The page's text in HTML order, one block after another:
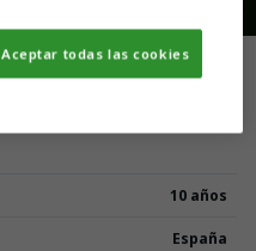
10 años
España
Aceptar todas las cookies